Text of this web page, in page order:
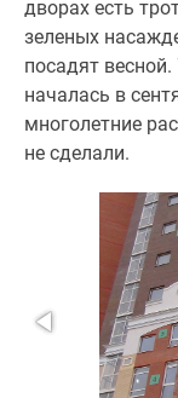
дворах есть
зеленых
посадят
началась в
многолетние
не сделали.